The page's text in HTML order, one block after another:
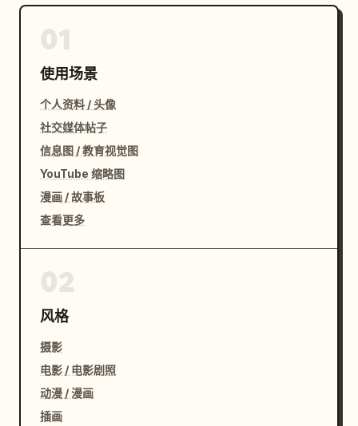
使用场景
个人资料 / 头像
社交媒体帖子
信息图 / 教育视觉图
YouTube 缩略图
漫画 / 故事板
查看更多
风格
摄影
电影 / 电影剧照
动漫 / 漫画
插画